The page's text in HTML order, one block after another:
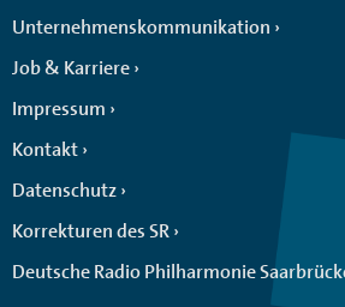
Unternehmenskommunikation
Job & Karriere
Impressum
Kontakt
Datenschutz
Korrekturen des SR
Deutsche Radio Philharmonie